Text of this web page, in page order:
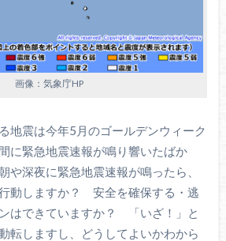
画像：気象庁HP
地震は今年5月のゴールデンウィーク
に緊急地震速報が鳴り響いたばか
や深夜に緊急地震速報が鳴ったら、
動しますか？ 安全を確保する・逃
はできていますか？ 「いざ！」と
転しますし、どうしてよいかわから